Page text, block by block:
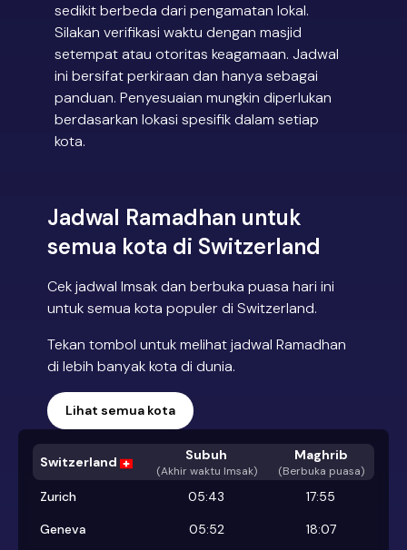
sedikit berbeda dari pengamatan lokal.
Silakan verifikasi waktu dengan masjid
setempat atau otoritas keagamaan. Jadwal
ini bersifat perkiraan dan hanya sebagai
panduan. Penyesuaian mungkin diperlukan
berdasarkan lokasi spesifik dalam setiap
kota.
Jadwal Ramadhan untuk
semua kota di Switzerland
Cek jadwal Imsak dan berbuka puasa hari ini
untuk semua kota populer di Switzerland.
Tekan tombol untuk melihat jadwal Ramadhan
di lebih banyak kota di dunia.
Lihat semua kota
Switzerland Subuh
(Akhir waktu Imsak)
Maghrib
(Berbuka puasa)
Zurich 05:43
17:55
Geneva
05:52
18:07